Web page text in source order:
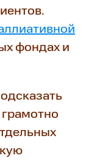
фондах и